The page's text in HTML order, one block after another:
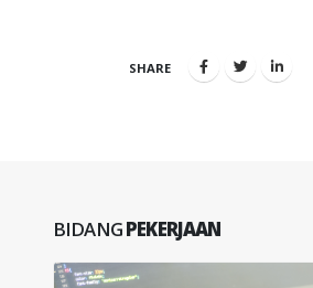
SHARE
BIDANGPEKERJAAN